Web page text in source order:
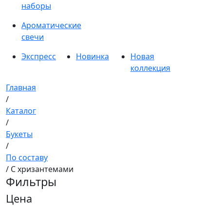
наборы
Ароматические
свечи
Экспресс
Новинка
Новая
коллекция
Главная
/
Каталог
/
Букеты
/
По составу
/ С хризантемами
Фильтры
Цена